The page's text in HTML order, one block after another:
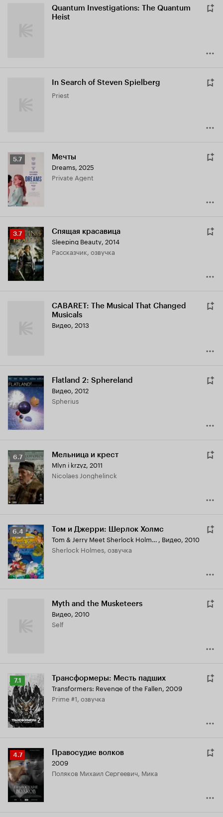
Quantum Investigations: The Quantum
Heist
In Search of Steven Spielberg
Priest
Рейтинг
Кинопоиска
5.7
5.7 Мечты
Dreams, 2025
Private Agent
Рейтинг
Кинопоиска
3.7
3.7 Спящая красавица
Sleeping Beauty, 2014
рассказчик, озвучка
CABARET: The Musical That Changed
Musicals
Видео, 2013
Flatland 2: Sphereland
Видео, 2012
Spherius
Рейтинг
Кинопоиска
6.7
6.7 Мельница и крест
Mlyn i krzyz, 2011
Nicolaes Jonghelinck
Рейтинг
Кинопоиска
6.4
6.4 Том и Джерри: Шерлок Холмс
Tom & Jerry Meet Sherlock Holmes , Видео, 2010
Sherlock Holmes, озвучка
Myth and the Musketeers
Видео, 2010
Self
Рейтинг
Кинопоиска
7.1
7.1 Трансформеры: Месть падших
Transformers: Revenge of the Fallen, 2009
Prime #1, озвучка
Рейтинг
Кинопоиска
4.7
4.7 Правосудие волков
2009
Поляков Михаил Сергеевич, Мика